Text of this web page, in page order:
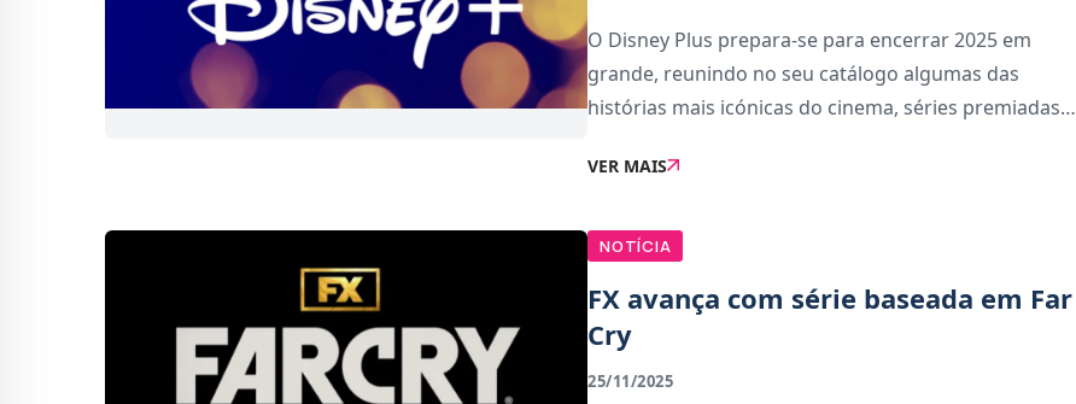
O Disney Plus prepara-se para encerrar 2025 em
grande, reunindo no seu catálogo algumas das
histórias mais icónicas do cinema, séries premiadas e
Marvel, Star Wars, Hulu, National Geographic e
VER MAIS
NOTÍCIA
FX avança com série baseada em Far
Cry
25/11/2025